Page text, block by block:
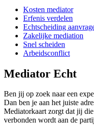
Kosten mediator
Erfenis verdelen
Echtscheiding
Zakelijke mediation
Snel scheiden
Arbeidsconflict
Mediator Echt
Ben jij op zoek naar een
Dan ben je aan het juiste
Mediatorkaart zorgt dat jij
verbonden wordt aan de